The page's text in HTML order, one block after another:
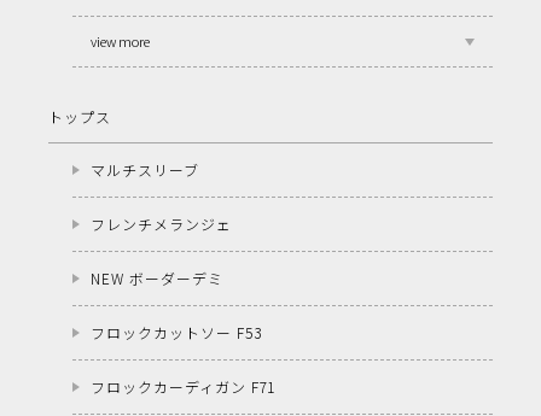
view more
トップス
マルチスリーブ
フレンチメランジェ
NEW ボーダーデミ
フロックカットソー F53
フロックカーディガン F71